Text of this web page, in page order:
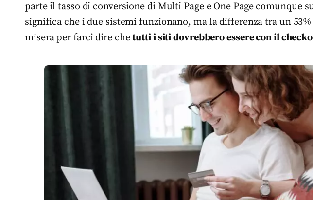
parte il tasso di conversione di Multi Page e One Page comunque
significa che i due sistemi funzionano, ma la differenza tra un
misera per farci dire chetutti i siti dovrebbero essere con il